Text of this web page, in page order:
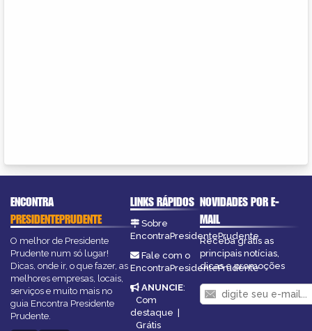
ENCONTRA
PRESIDENTEPRUDENTE
O melhor de Presidente
Prudente num só lugar!
Dicas, onde ir, o que fazer, as
melhores empresas, locais,
serviços e muito mais no
guia Encontra Presidente
Prudente.
LINKS RÁPIDOS
Sobre
EncontraPresidentePrudente
Fale com o
EncontraPresidentePrudente
ANUNCIE:
Com
destaque |
Grátis
NOVIDADES POR E-
MAIL
Receba grátis as
principais notícias,
dicas e promoções